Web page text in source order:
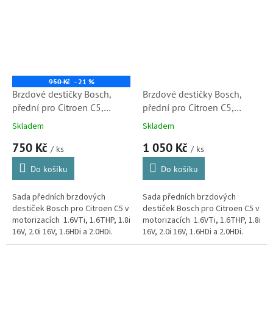
950 Kč –21 %
Brzdové destičky Bosch,
přední pro Citroen C5,
1.6VTi, 1.6THP, 1.8i 16V, 2.0i
Skladem
750 Kč / ks
Do košíku
Sada předních brzdových
destiček Bosch pro Citroen C5 v
motorizacích 1.6VTi, 1.6THP, 1.8i
16V, 2.0i 16V, 1.6HDi a 2.0HDi.
Brzdové destičky kvalitou i
Brzdové destičky Bosch,
přední pro Citroen C5,
1.6VTi, 1.6THP, 1.8i 16V, 2.0i
425424, 1610103880)
Skladem
1 050 Kč / ks
Do košíku
Sada předních brzdových
destiček Bosch pro Citroen C5 v
motorizacích 1.6VTi, 1.6THP, 1.8i
16V, 2.0i 16V, 1.6HDi a 2.0HDi.
Brzdové destičky kvalitou i